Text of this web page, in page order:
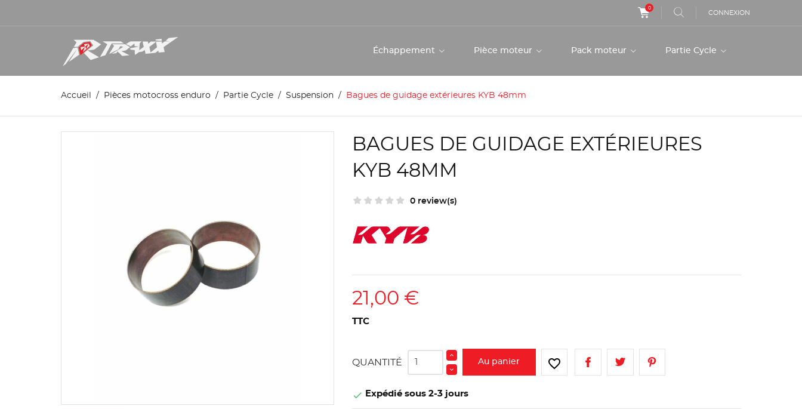
0
CONNEXION
Échappement Pièce moteur Pack moteur Partie Cycle
Accueil Pièces motocross enduro Partie Cycle Suspension Bagues de guidage extérieures KYB 48mm
BAGUES DE GUIDAGE EXTÉRIEURES
KYB 48MM
0 review(s)
21,00 €
TTC
QUANTITÉ Au panier favorite_border
 Expédié sous 2-3 jours